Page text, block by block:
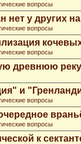
вопросы
нет у других
вопросы
вопросы
древнюю
и
вопросы
вопросы
к